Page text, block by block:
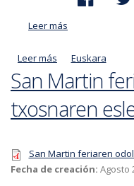
Leer más
obras se han
Gobierno
Leer más acerca de
Gorla
Euskara
San Martin
txosnaren
San Martin feriaren
Fecha de creación: Agosto